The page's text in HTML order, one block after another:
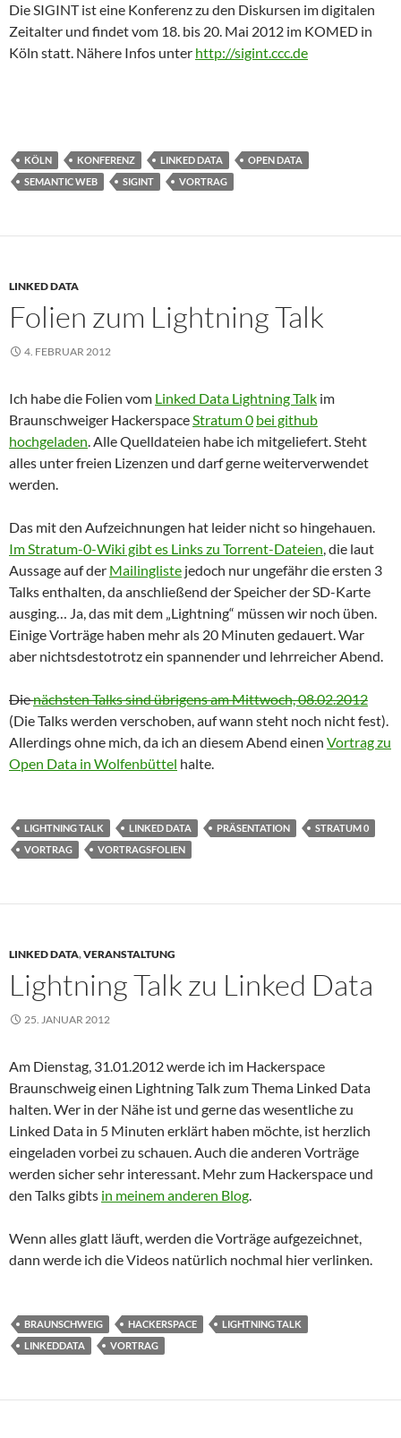
Die SIGINT ist eine Konferenz zu den Diskursen im digitalen
Zeitalter und findet vom 18. bis 20. Mai 2012 im KOMED in
Köln statt. Nähere Infos unter http://sigint.ccc.de
KÖLN KONFERENZ LINKED DATA
OPEN DATA
SEMANTIC WEB
SIGINT VORTRAG
LINKED DATA
Folien zum Lightning Talk
4. FEBRUAR 2012
Ich habe die Folien vom Linked Data Lightning Talk im
Braunschweiger HackerspaceStratum 0 bei github
hochgeladen. Alle Quelldateien habe ich mitgeliefert. Steht
alles unter freien Lizenzen und darf gerne weiterverwendet
werden.
Das mit den Aufzeichnungen hat leider nicht so hingehauen.
Im Stratum-0-Wiki gibt es Links zu Torrent-Dateien, die laut
Aussage auf der Mailingliste jedoch nur ungefähr die ersten 3
Talks enthalten, da anschließend der Speicher der SD-Karte
ausging… Ja, das mit dem „Lightning“ müssen wir noch üben.
Einige Vorträge haben mehr als 20 Minuten gedauert. War
aber nichtsdestotrotz ein spannender und lehrreicher Abend.
Dienächsten Talks sind übrigens am Mittwoch, 08.02.2012
(Die Talks werden verschoben, auf wann steht noch nicht fest).
Allerdings ohne mich, da ich an diesem Abend einen Vortrag zu
Open Data in Wolfenbüttel halte.
LIGHTNING TALK LINKED DATA PRÄSENTATION
STRATUM 0
VORTRAG
VORTRAGSFOLIEN
LINKED DATA,VERANSTALTUNG
Lightning Talk zu Linked Data
25. JANUAR 2012
Am Dienstag, 31.01.2012 werde ich im Hackerspace
Braunschweig einen Lightning Talk zum Thema Linked Data
halten. Wer in der Nähe ist und gerne das wesentliche zu
Linked Data in 5 Minuten erklärt haben möchte, ist herzlich
eingeladen vorbei zu schauen. Auch die anderen Vorträge
werden sicher sehr interessant. Mehr zum Hackerspace und
den Talks gibts in meinem anderen Blog.
Wenn alles glatt läuft, werden die Vorträge aufgezeichnet,
dann werde ich die Videos natürlich nochmal hier verlinken.
BRAUNSCHWEIG HACKERSPACE
LIGHTNING TALK
LINKEDDATA
VORTRAG